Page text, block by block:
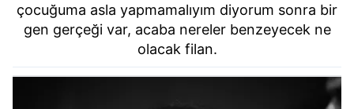
çocuğuma asla yapmamalıyım diyorum sonra bir
gen gerçeği var, acaba nereler benzeyecek ne
olacak filan.